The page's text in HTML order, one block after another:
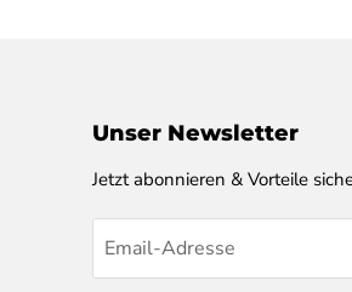
Unser Newsletter
Jetzt abonnieren & Vorteile
Email-Adresse